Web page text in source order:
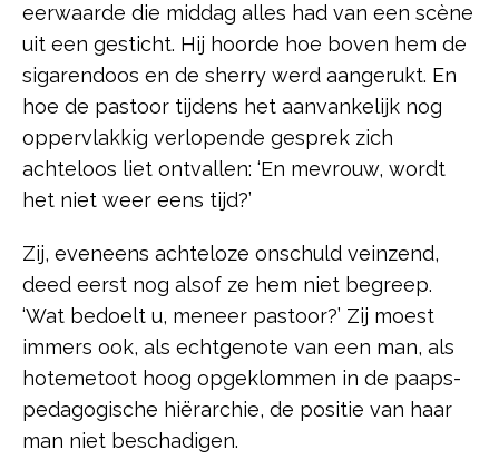
eerwaarde die middag alles had van een scène
uit een gesticht. Hij hoorde hoe boven hem de
sigarendoos en de sherry werd aangerukt. En
hoe de pastoor tijdens het aanvankelijk nog
oppervlakkig verlopende gesprek zich
achteloos liet ontvallen: ‘En mevrouw, wordt
het niet weer eens tijd?’
Zij, eveneens achteloze onschuld veinzend,
deed eerst nog alsof ze hem niet begreep.
‘Wat bedoelt u, meneer pastoor?’ Zij moest
immers ook, als echtgenote van een man, als
hotemetoot hoog opgeklommen in de paaps-
pedagogische hiërarchie, de positie van haar
man niet beschadigen.